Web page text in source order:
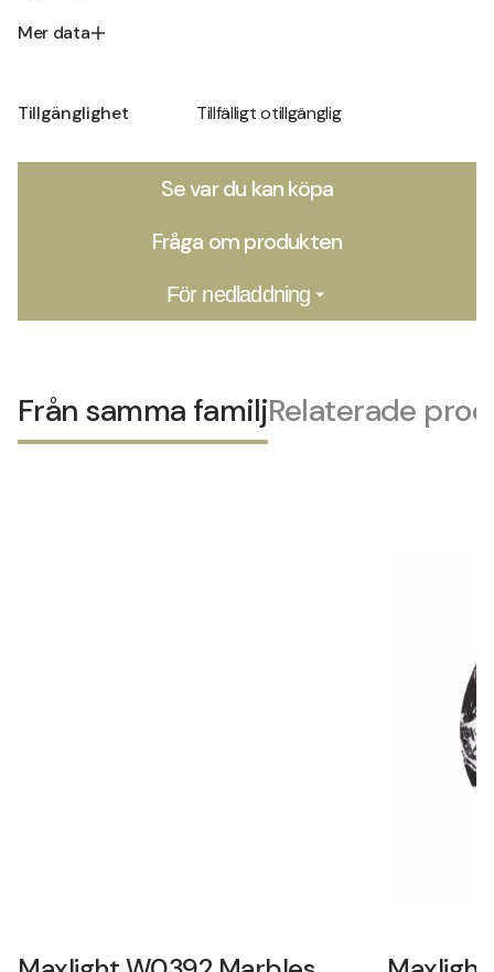
Mer data
Tillgänglighet Tillfälligt otillgänglig
Se var du kan köpa
Fråga om produkten
För nedladdning
Från samma familjRelaterade